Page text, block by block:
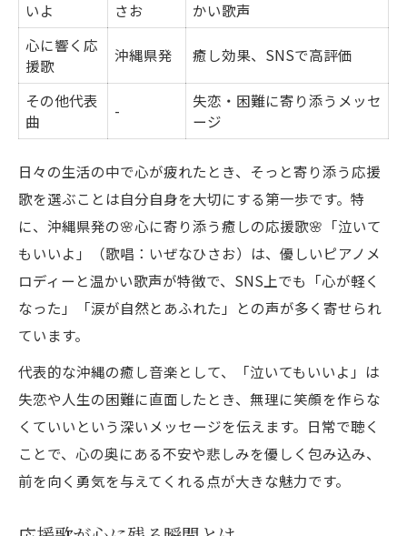
いよ
さお
かい歌声
心に響く応
援歌
沖縄県発 癒し効果、SNSで高評価
その他代表
曲
-
失恋・困難に寄り添うメッセ
ージ
日々の生活の中で心が疲れたとき、そっと寄り添う応援
歌を選ぶことは自分自身を大切にする第一歩です。特
に、沖縄県発の🌸心に寄り添う癒しの応援歌🌸「泣いて
もいいよ」（歌唱：いぜなひさお）は、優しいピアノメ
ロディーと温かい歌声が特徴で、SNS上でも「心が軽く
なった」「涙が自然とあふれた」との声が多く寄せられ
ています。
代表的な沖縄の癒し音楽として、「泣いてもいいよ」は
失恋や人生の困難に直面したとき、無理に笑顔を作らな
くていいという深いメッセージを伝えます。日常で聴く
ことで、心の奥にある不安や悲しみを優しく包み込み、
前を向く勇気を与えてくれる点が大きな魅力です。